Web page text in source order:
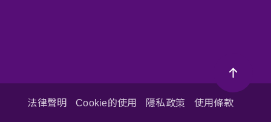
法律聲明 Cookie的使用 隱私政策 使用條款